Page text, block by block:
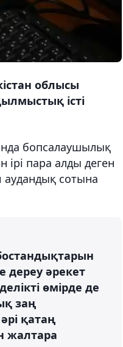
облысы
істі
бопсалаушылық
пара алды деген
аудандық сотына
дереу әрекет
өмірде де
заң
қатаң
жалтара